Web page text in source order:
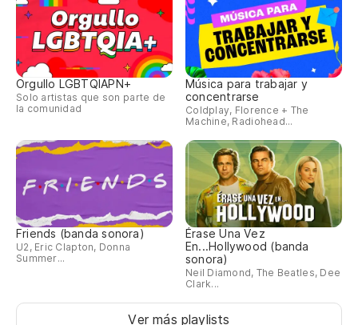
Orgullo LGBTQIAPN+
Solo artistas que son parte de
la comunidad
Música para trabajar y
concentrarse
Coldplay, Florence + The
Machine, Radiohead...
Friends (banda sonora)
U2, Eric Clapton, Donna
Summer...
Érase Una Vez
En...Hollywood (banda
sonora)
Neil Diamond, The Beatles, Dee
Clark...
Ver más playlists